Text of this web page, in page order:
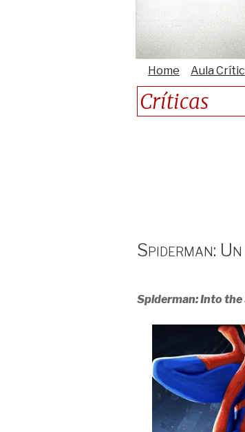
Home Aula
Críticas
Spiderman:
Spiderman: Into the